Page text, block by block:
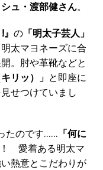
ュ・渡部健さん。
の 「明太子芸人」
太マヨネーズに合
。肘や革靴などと
リッ）」 と即座に
せつけていまし
たのです…… 「何に
愛着ある明太マ
熱意とこだわりが